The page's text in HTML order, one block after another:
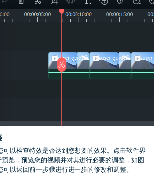
可以检查特效是否达到您想要的效果。点击软件界
览，预览您的视频并对其进行必要的调整，如图
可以返回前一步骤进行进一步的修改和调整。